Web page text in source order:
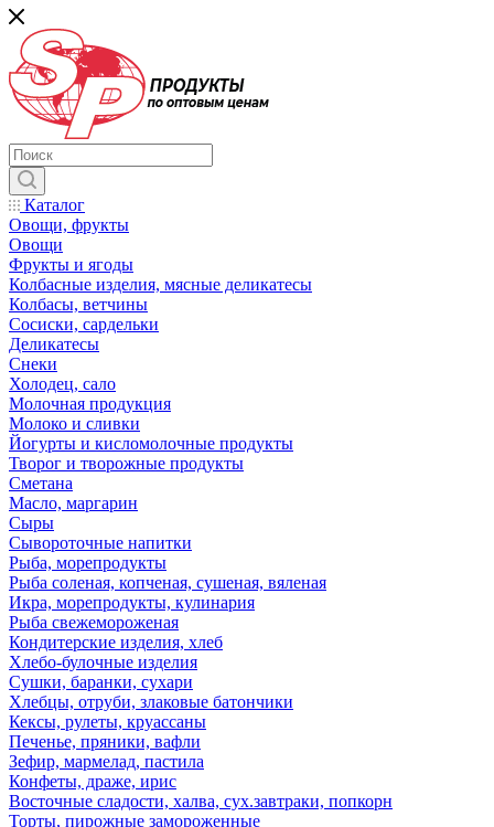
Каталог
Овощи, фрукты
Овощи
Фрукты и ягоды
Колбасные изделия, мясные деликатесы
Колбасы, ветчины
Сосиски, сардельки
Деликатесы
Снеки
Холодец, сало
Молочная продукция
Молоко и сливки
Йогурты и кисломолочные продукты
Творог и творожные продукты
Сметана
Масло, маргарин
Сыры
Сывороточные напитки
Рыба, морепродукты
Рыба соленая, копченая, сушеная, вяленая
Икра, морепродукты, кулинария
Рыба свежемороженая
Кондитерские изделия, хлеб
Хлебо-булочные изделия
Сушки, баранки, сухари
Хлебцы, отруби, злаковые батончики
Кексы, рулеты, круассаны
Печенье, пряники, вафли
Зефир, мармелад, пастила
Конфеты, драже, ирис
Восточные сладости, халва, сух.завтраки, попкорн
Торты, пирожные замороженные